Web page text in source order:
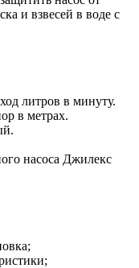
и взвесей в воде с
литров в минуту.
в метрах.
насоса Джилекс